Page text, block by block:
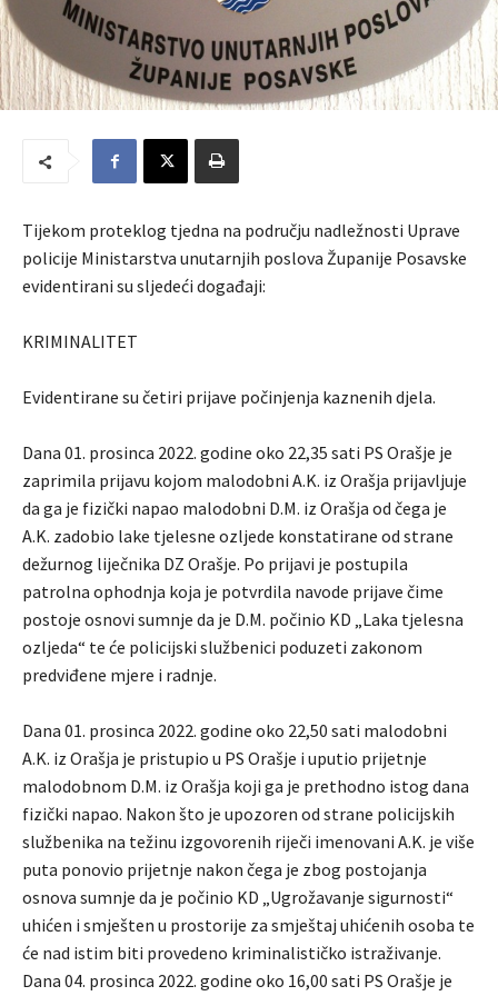
Tijekom proteklog tjedna na području nadležnosti Uprave
policije Ministarstva unutarnjih poslova Županije Posavske
evidentirani su sljedeći događaji:
KRIMINALITET
Evidentirane su četiri prijave počinjenja kaznenih djela.
Dana 01. prosinca 2022. godine oko 22,35 sati PS Orašje je
zaprimila prijavu kojom malodobni A.K. iz Orašja prijavljuje
da ga je fizički napao malodobni D.M. iz Orašja od čega je
A.K. zadobio lake tjelesne ozljede konstatirane od strane
dežurnog liječnika DZ Orašje. Po prijavi je postupila
patrolna ophodnja koja je potvrdila navode prijave čime
postoje osnovi sumnje da je D.M. počinio KD „Laka tjelesna
ozljeda“ te će policijski službenici poduzeti zakonom
predviđene mjere i radnje.
Dana 01. prosinca 2022. godine oko 22,50 sati malodobni
A.K. iz Orašja je pristupio u PS Orašje i uputio prijetnje
malodobnom D.M. iz Orašja koji ga je prethodno istog dana
fizički napao. Nakon što je upozoren od strane policijskih
službenika na težinu izgovorenih riječi imenovani A.K. je više
puta ponovio prijetnje nakon čega je zbog postojanja
osnova sumnje da je počinio KD „Ugrožavanje sigurnosti“
uhićen i smješten u prostorije za smještaj uhićenih osoba te
će nad istim biti provedeno kriminalističko istraživanje.
Dana 04. prosinca 2022. godine oko 16,00 sati PS Orašje je